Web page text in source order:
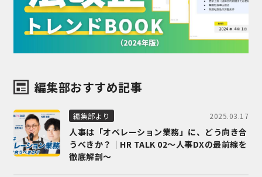
編集部おすすめ記事
編集部より 2025.03.17
人事は「オペレーション業務」に、どう向き合
うべきか？｜HR TALK 02～人事DXの最前線を
徹底解剖～